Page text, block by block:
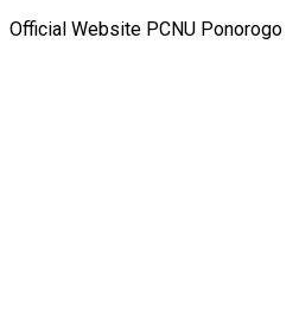
Official Website PCNU Ponorogo